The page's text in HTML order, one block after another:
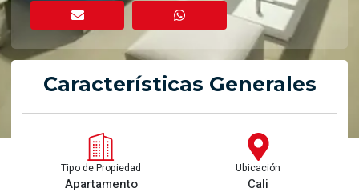
Características Generales
Tipo de Propiedad
Apartamento
Ubicación
Cali